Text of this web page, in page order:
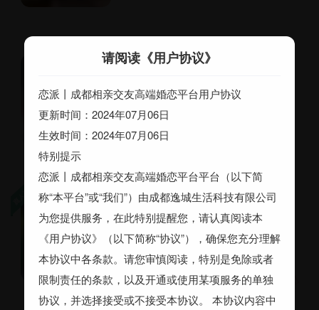
陈泉源
初中 2~5万
期望随时结婚
Lykke
成都东部新区 25岁 未婚
158cm 幼师 高中 2~3千
音乐
舞蹈
请阅读《用户协议》
恋派丨成都相亲交友高端婚恋平台用户协议
更新时间：2024年07月06日
生效时间：2024年07月06日
特别提示
恋派丨成都相亲交友高端婚恋平台平台（以下简
称“本平台”或“我们”）由成都逸城生活科技有限公司
为您提供服务，在此特别提醒您，请认真阅读本
《用户协议》（以下简称“协议”），确保您充分理解
本协议中各条款。请您审慎阅读，特别是免除或者
限制责任的条款，以及开通或使用某项服务的单独
协议，并选择接受或不接受本协议。 本协议内容中